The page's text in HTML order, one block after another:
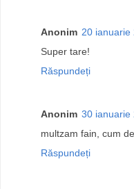
Anonim 20 ianuarie
Super tare!
Răspundeți
Anonim 30 ianuarie
multzam fain, cum
Răspundeți